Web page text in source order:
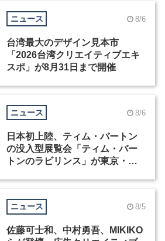
ニュース 8/6
台湾最大のデザイン見本市
「2026台湾クリエイティブエキ
スポ」が8月31日まで開催
ニュース 8/6
日本初上陸、ティム・バートン
の没入型展覧会「ティム・バー
トンのラビリンス」が東京・豊
ニュース 8/5
佐藤可士和、中村勇吾、MIKIKO